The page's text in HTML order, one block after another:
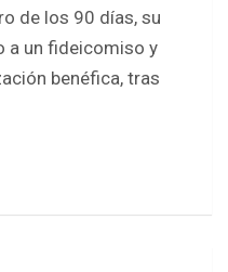
de los 90 días, su
a un fideicomiso y
benéfica, tras